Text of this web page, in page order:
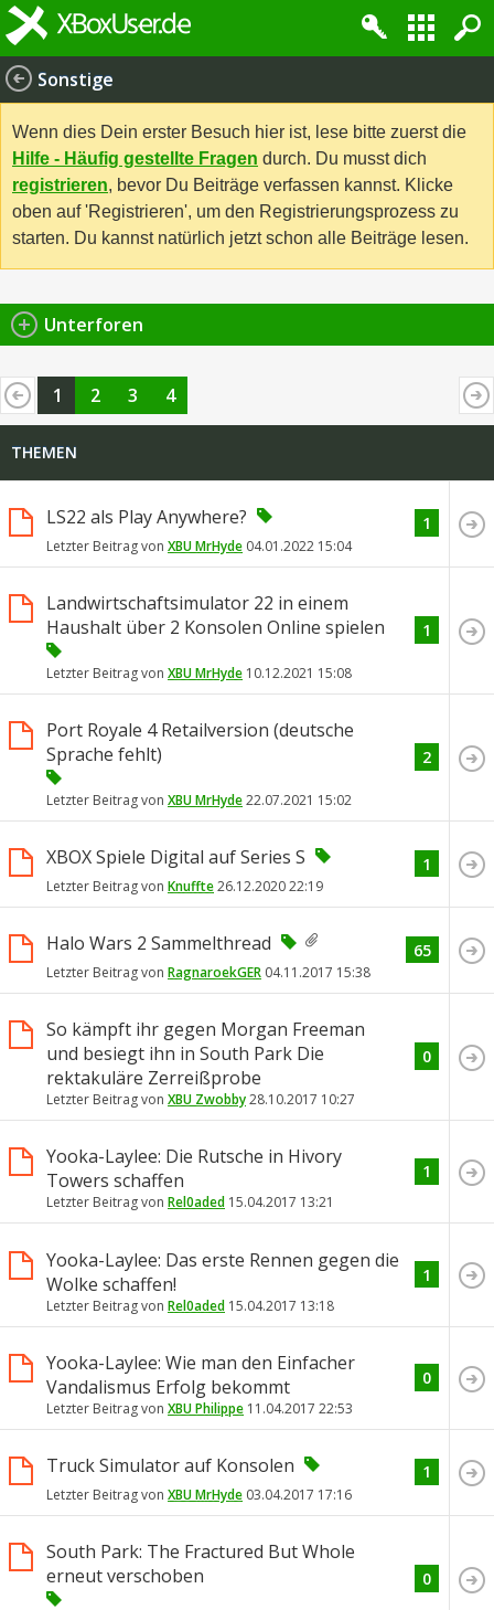
Sonstige
Wenn dies Dein erster Besuch hier ist, lese bitte zuerst die
Hilfe - Häufig gestellte Fragen durch. Du musst dich
registrieren, bevor Du Beiträge verfassen kannst. Klicke
oben auf 'Registrieren', um den Registrierungsprozess zu
starten. Du kannst natürlich jetzt schon alle Beiträge lesen.
Unterforen
1 2 3 4
THEMEN
LS22 als Play Anywhere?
Letzter Beitrag von XBU MrHyde 04.01.2022 15:04
1
Landwirtschaftsimulator 22 in einem
Haushalt über 2 Konsolen Online spielen
Letzter Beitrag von XBU MrHyde 10.12.2021 15:08
1
Port Royale 4 Retailversion (deutsche
Sprache fehlt)
Letzter Beitrag von XBU MrHyde22.07.2021 15:02
2
XBOX Spiele Digital auf Series S
Letzter Beitrag von Knuffte26.12.202022:19
1
Halo Wars 2 Sammelthread
Letzter Beitrag von RagnaroekGER 04.11.2017 15:38
65
So kämpft ihr gegen Morgan Freeman
und besiegt ihn in South Park Die
rektakuläre Zerreißprobe
Letzter Beitrag von XBU Zwobby28.10.2017 10:27
0
Yooka-Laylee: Die Rutsche in Hivory
Towers schaffen
Letzter Beitrag von Rel0aded 15.04.2017 13:21
1
Yooka-Laylee: Das erste Rennen gegen die
Wolke schaffen!
Letzter Beitrag von Rel0aded 15.04.2017 13:18
1
Yooka-Laylee: Wie man den Einfacher
Vandalismus Erfolg bekommt
Letzter Beitrag von XBU Philippe 11.04.2017 22:53
0
Truck Simulator auf Konsolen
Letzter Beitrag von XBU MrHyde 03.04.2017 17:16
1
South Park: The Fractured But Whole
erneut verschoben
0